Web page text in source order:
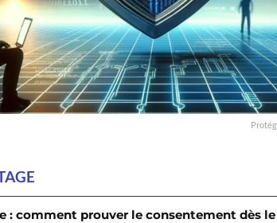
: comment prouver le consentement dès le